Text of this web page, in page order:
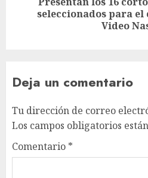
seleccionados para el
Video
Deja un comentario
Tu dirección de correo
Los campos obligatorios
Comentario *